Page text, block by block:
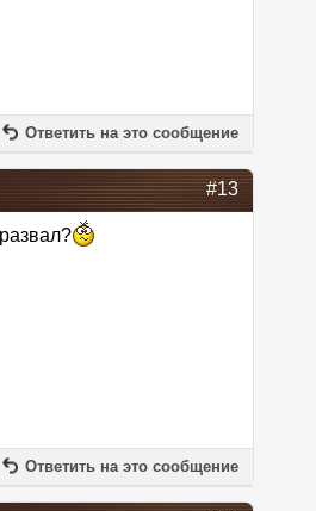
Ответить на это сообщение
#13
Ответить на это сообщение